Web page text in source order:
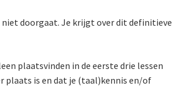
niet doorgaat. Je krijgt over dit definitieve
plaatsvinden in de eerste drie lessen
plaats is en dat je (taal)kennis en/of